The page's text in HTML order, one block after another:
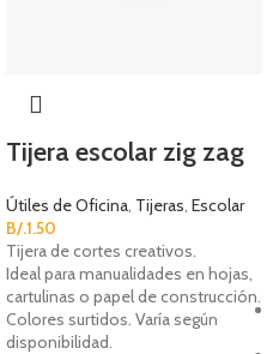
Tijera escolar zig zag
Útiles de Oficina, Tijeras, Escolar
B/.1.50
Tijera de cortes creativos.
Ideal para manualidades en hojas,
cartulinas o papel de construcción.
Colores surtidos. Varía según
disponibilidad.